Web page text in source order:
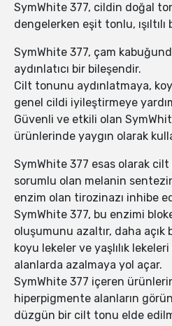
SymWhite 377, cildin doğal
dengelerken eşit tonlu,
SymWhite 377, çam
aydınlatıcı bir bileşendir.
Cilt tonunu aydınlatmaya,
genel cildi iyileştirmeye
Güvenli ve etkili olan
ürünlerinde yaygın olarak
SymWhite 377 esas olarak
sorumlu olan melanin
enzim olan tirozinazı inhibe
SymWhite 377, bu enzimi
oluşumunu azaltır, daha
koyu lekeler ve yaşlılık
alanlarda azalmaya yol açar.
SymWhite 377 içeren
hiperpigmente alanların
düzgün bir cilt tonu elde